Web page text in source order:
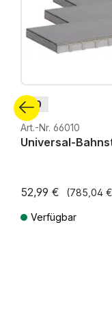
H0
Art.-Nr. 66010
Universal-
52,99 € (785,04
Verfügbar